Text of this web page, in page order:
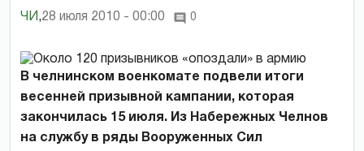
ЧИ ,28 июля 2010 - 00:00 0
В челнинском военкомате подвели итоги
весенней призывной кампании, которая
закончилась 15 июля. Из Набережных Челнов
на службу в ряды Вооруженных Сил